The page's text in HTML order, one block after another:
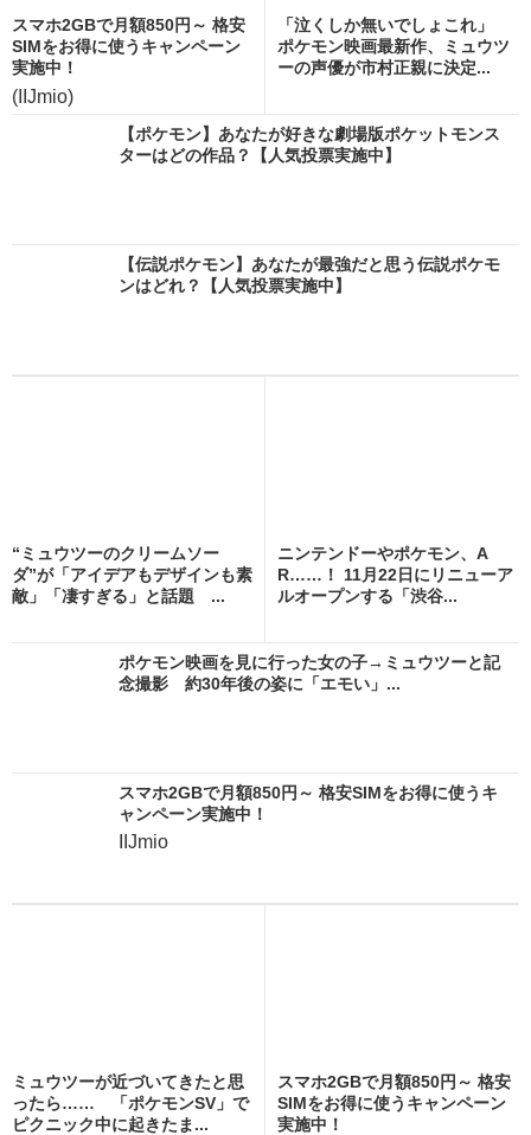
スマホ2GBで月額850円～ 格安
SIMをお得に使うキャンペーン
実施中！
(IIJmio)
「泣くしか無いでしょこれ」
ポケモン映画最新作、ミュウツ
ーの声優が市村正親に決定...
【ポケモン】あなたが好きな劇場版ポケットモンス
ターはどの作品？【人気投票実施中】
【伝説ポケモン】あなたが最強だと思う伝説ポケモ
ンはどれ？【人気投票実施中】
“ミュウツーのクリームソー
ダ”が「アイデアもデザインも素
敵」「凄すぎる」と話題 ...
ニンテンドーやポケモン、A
R……！ 11月22日にリニューア
ルオープンする「渋谷...
ポケモン映画を見に行った女の子→ミュウツーと記
念撮影 約30年後の姿に「エモい」...
スマホ2GBで月額850円～ 格安SIMをお得に使うキ
ャンペーン実施中！
IIJmio
ミュウツーが近づいてきたと思
ったら…… 「ポケモンSV」で
ピクニック中に起きたま...
スマホ2GBで月額850円～ 格安
SIMをお得に使うキャンペーン
実施中！